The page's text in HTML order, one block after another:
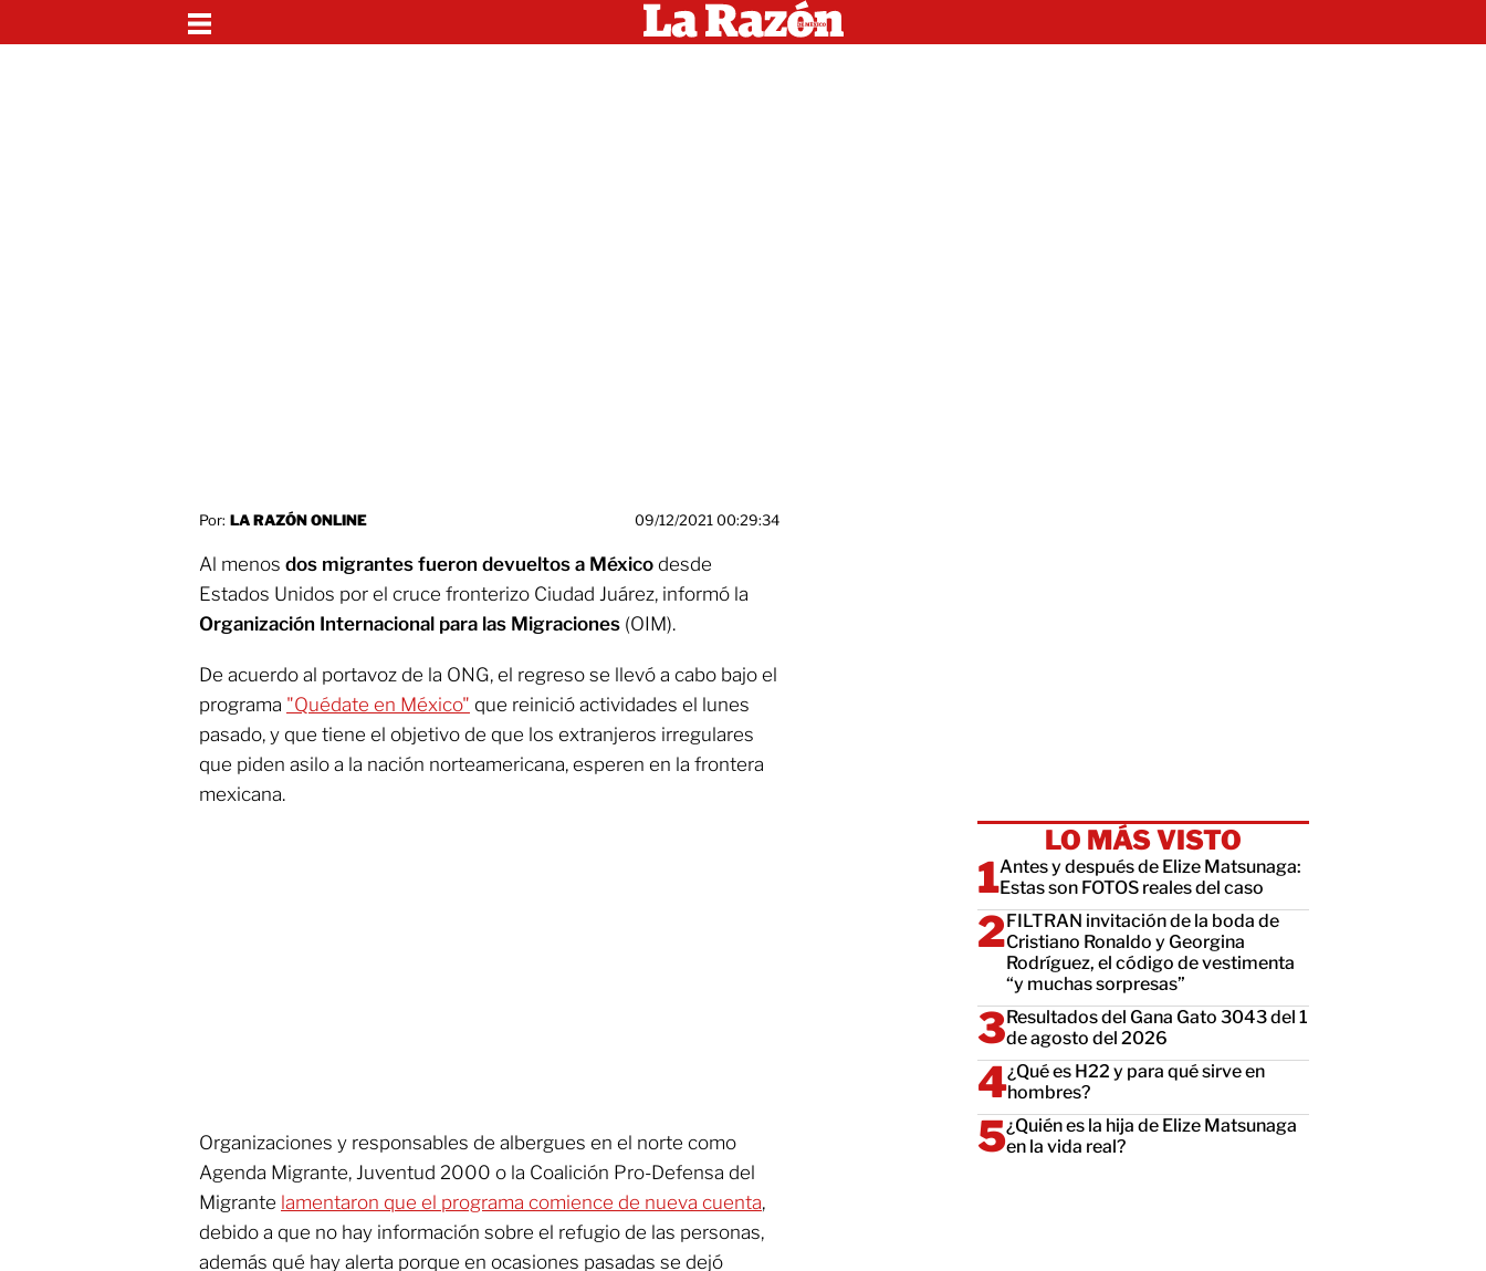
Por: LA RAZÓN ONLINE 09/12/2021 00:29:34
Al menos dos migrantes fueron devueltos a México desde
Estados Unidos por el cruce fronterizo Ciudad Juárez, informó la
Organización Internacional para las Migraciones (OIM).
De acuerdo al portavoz de la ONG, el regreso se llevó a cabo bajo el
programa "Quédate en México" que reinició actividades el lunes
pasado, y que tiene el objetivo de que los extranjeros irregulares
que piden asilo a la nación norteamericana, esperen en la frontera
mexicana.
Organizaciones y responsables de albergues en el norte como
Agenda Migrante, Juventud 2000 o la Coalición Pro-Defensa del
Migrante lamentaron que el programa comience de nueva cuenta,
debido a que no hay información sobre el refugio de las personas,
además qué hay alerta porque en ocasiones pasadas se dejó
LO MÁS VISTO
Antes y después de Elize Matsunaga:
Estas son FOTOS reales del caso
FILTRAN invitación de la boda de
Cristiano Ronaldo y Georgina
Rodríguez, el código de vestimenta
“y muchas sorpresas”
Resultados del Gana Gato 3043 del 1
de agosto del 2026
¿Qué es H22 y para qué sirve en
hombres?
¿Quién es la hija de Elize Matsunaga
en la vida real?